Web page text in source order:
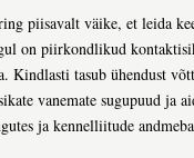
piisavalt väike, et leida
on piirkondlikud
Kindlasti tasub ühendust
vanemate sugupuud ja
ja kennelliitude